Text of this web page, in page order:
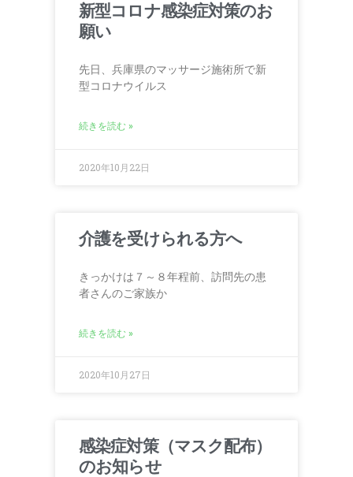
新型コロナ感染症対策のお
願い
先日、兵庫県のマッサージ施術所で新
型コロナウイルス
続きを読む »
2020年10月22日
介護を受けられる方へ
きっかけは７～８年程前、訪問先の患
者さんのご家族か
続きを読む »
2020年10月27日
感染症対策（マスク配布）
のお知らせ